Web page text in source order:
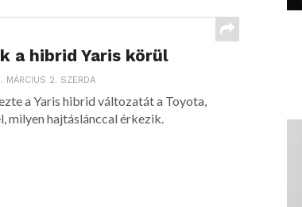
a hibrid Yaris körül
MÁRCIUS 2. SZERDA
a Yaris hibrid változatát a Toyota,
milyen hajtáslánccal érkezik.